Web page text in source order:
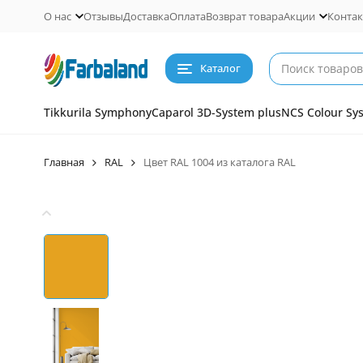
О нас ОтзывыДоставкаОплатаВозврат товараАкции
Каталог
Tikkurila SymphonyCaparol 3D-System plusNCS Colour
Главная RAL Цвет RAL 1004 из каталога RAL